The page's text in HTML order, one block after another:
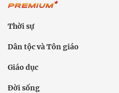
Thời sự
Dân tộc và Tôn giáo
Giáo dục
Đời sống